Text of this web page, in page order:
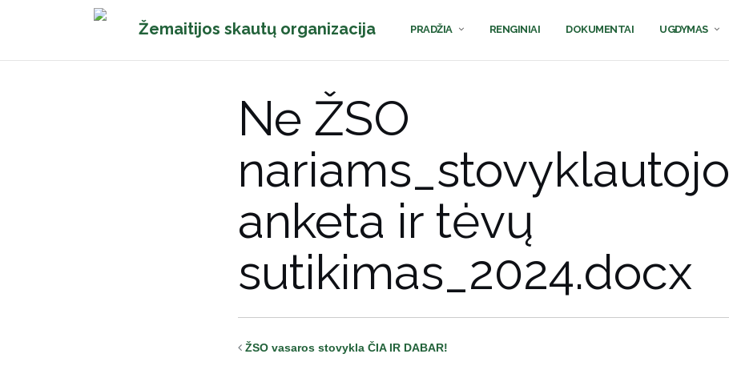
Žemaitijos skautų organizacija PRADŽIA RENGINIAI DOKUMENTAI UGDYMAS
Ne ŽSO
nariams_stovyklautojo
anketa ir tėvų
sutikimas_2024.docx
ŽSO vasaros stovykla ČIA IR DABAR!